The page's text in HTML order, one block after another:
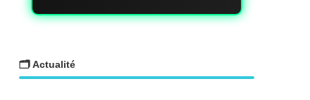
🗂️ Actualité